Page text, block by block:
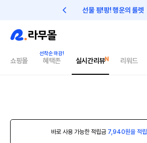
선물 팡!팡! 행운의 룰렛
쇼핑몰 혜택존 실시간리뷰 리워드
바로 사용 가능한 적립금 7,940원을 적립